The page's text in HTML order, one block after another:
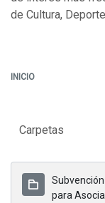
de Cultura,
INICIO
Carpetas
para